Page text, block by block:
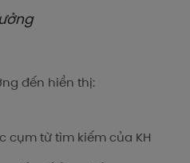
đến hiển thị:
cụm từ tìm kiếm của KH